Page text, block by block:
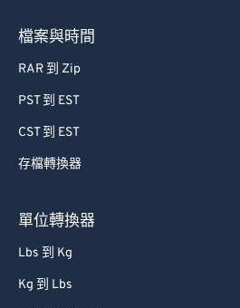
檔案與時間
RAR 到 Zip
PST 到 EST
CST 到 EST
存檔轉換器
單位轉換器
Lbs 到 Kg
Kg 到 Lbs